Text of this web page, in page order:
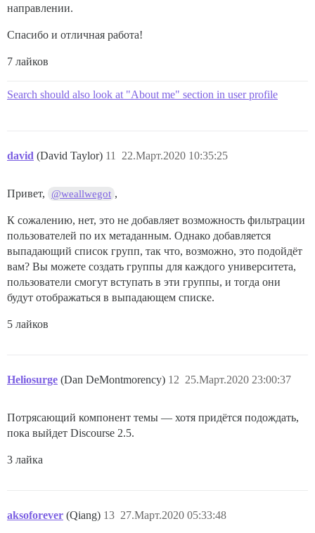
направлении.
Спасибо и отличная работа!
7 лайков
Search should also look at "About me" section in user profile
david (David Taylor) 22.Март.2020 10:35:25
11
Привет, @weallwegot ,
К сожалению, нет, это не добавляет возможность фильтрации
пользователей по их метаданным. Однако добавляется
выпадающий список групп, так что, возможно, это подойдёт
вам? Вы можете создать группы для каждого университета,
пользователи смогут вступать в эти группы, и тогда они
будут отображаться в выпадающем списке.
5 лайков
Heliosurge (Dan DeMontmorency) 25.Март.2020 23:00:37
12
Потрясающий компонент темы — хотя придётся подождать,
пока выйдет Discourse 2.5.
3 лайка
aksoforever (Qiang) 27.Март.2020 05:33:48
13